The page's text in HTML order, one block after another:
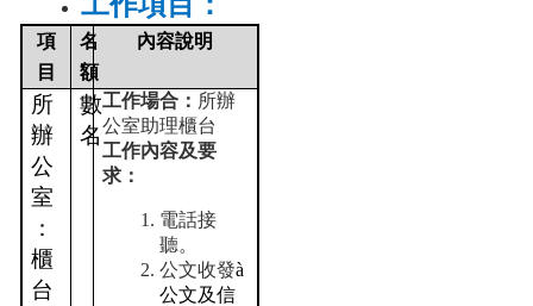
員
博
士
班
碩
士
班
在
職
項
目
名
額
內容說明
所
辦
公
室
：
櫃
台
數
名
工作場合： 所辦
公室助理櫃台
工作內容及要
求：
電話接
聽。
公文收發à
公文及信